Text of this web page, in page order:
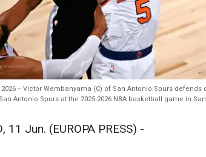
2026 -- Victor Wembanyama (C) of San Antonio Spurs
Antonio Spurs at the 2025-2026 NBA basketball game in
11 Jun. (EUROPA PRESS) -